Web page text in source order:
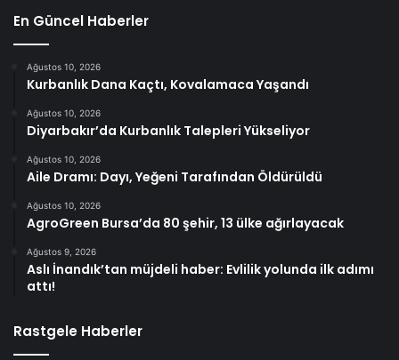
En Güncel Haberler
Ağustos 10, 2026
Kurbanlık Dana Kaçtı, Kovalamaca Yaşandı
Ağustos 10, 2026
Diyarbakır’da Kurbanlık Talepleri Yükseliyor
Ağustos 10, 2026
Aile Dramı: Dayı, Yeğeni Tarafından Öldürüldü
Ağustos 10, 2026
AgroGreen Bursa’da 80 şehir, 13 ülke ağırlayacak
Ağustos 9, 2026
Aslı İnandık’tan müjdeli haber: Evlilik yolunda ilk adımı
attı!
Rastgele Haberler